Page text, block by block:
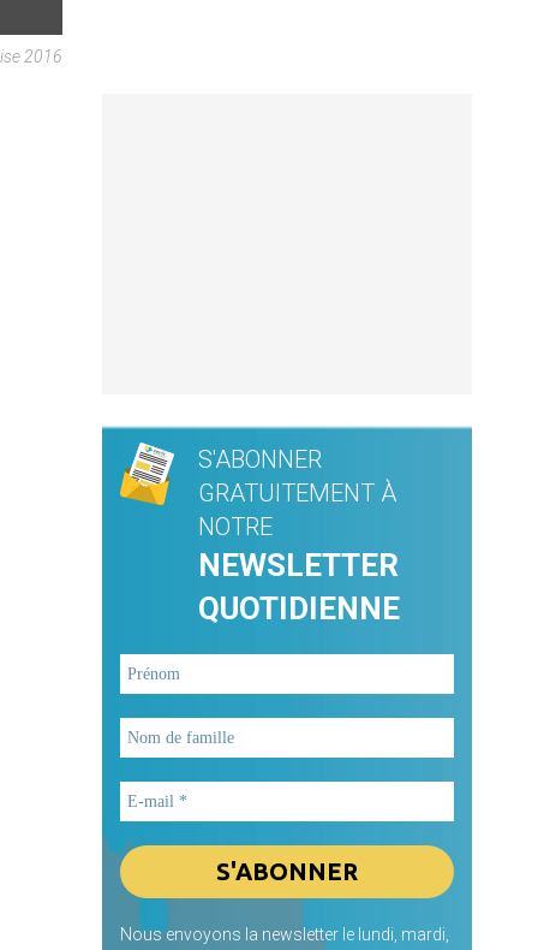
2016
S'ABONNER
GRATUITEMENT À
NOTRE
NEWSLETTER
QUOTIDIENNE
Nous envoyons la newsletter le lundi, mardi,